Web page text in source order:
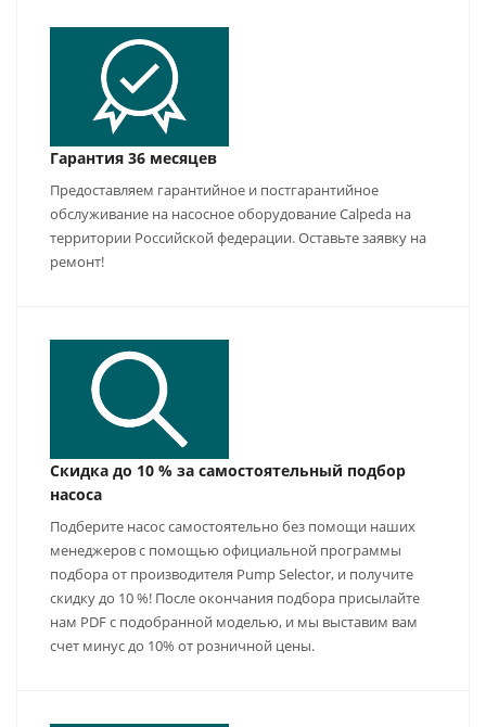
Гарантия 36 месяцев
Предоставляем гарантийное и постгарантийное
обслуживание на насосное оборудование Calpeda на
территории Российской федерации. Оставьте заявку на
ремонт!
Скидка до 10 % за самостоятельный подбор
насоса
Подберите насос самостоятельно без помощи наших
менеджеров с помощью официальной программы
подбора от производителя Pump Selector, и получите
скидку до 10 %! После окончания подбора присылайте
нам PDF с подобранной моделью, и мы выставим вам
счет минус до 10% от розничной цены.